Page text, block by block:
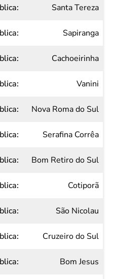
Santa Tereza
Sapiranga
Cachoeirinha
Vanini
Nova Roma do Sul
Serafina Corrêa
Bom Retiro do Sul
Cotiporã
São Nicolau
Cruzeiro do Sul
Bom Jesus